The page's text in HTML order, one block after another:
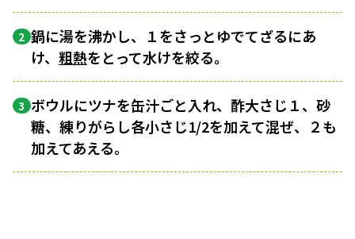
2 鍋に湯を沸かし、１をさっとゆでてざるにあ
け、 粗熱をとって水けを絞る。
3 ボウルにツナを缶汁ごと入れ、酢大さじ１、砂
糖、練りがらし各小さじ1/2を加えて混ぜ、２も
加えてあえる。